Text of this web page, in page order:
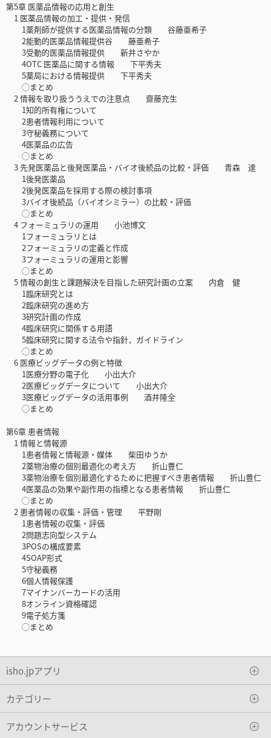
第5章 医薬品情報の応用と創生
1 医薬品情報の加工・提供・発信
1薬剤師が提供する医薬品情報の分類 谷藤亜希子
2能動的医薬品情報提供谷 藤亜希子
3受動的医薬品情報提供 新井さやか
4OTC 医薬品に関する情報 下平秀夫
5薬局における情報提供 下平秀夫
◯まとめ
2 情報を取り扱ううえでの注意点 齋藤充生
1知的所有権について
2患者情報利用について
3守秘義務について
4医薬品の広告
◯まとめ
3 先発医薬品と後発医薬品・バイオ後続品の比較・評価 青森 達
1後発医薬品
2後発医薬品を採用する際の検討事項
3バイオ後続品（バイオシミラー）の比較・評価
◯まとめ
4 フォーミュラリの運用 小池博文
1フォーミュラリとは
2フォーミュラリの定義と作成
3フォーミュラリの運用と影響
◯まとめ
5 情報の創生と課題解決を目指した研究計画の立案 内倉 健
1臨床研究とは
2臨床研究の進め方
3研究計画の作成
4臨床研究に関係する用語
5臨床研究に関する法令や指針，ガイドライン
◯まとめ
6 医療ビッグデータの例と特徴
1医療分野の電子化 小出大介
2医療ビッグデータについて 小出大介
3医療ビッグデータの活用事例 酒井隆全
◯まとめ
第6章 患者情報
1 情報と情報源
1患者情報と情報源・媒体 柴田ゆうか
2薬物治療の個別最適化の考え方 折山豊仁
3薬物治療を個別最適化するために把握すべき患者情報 折山豊仁
4医薬品の効果や副作用の指標となる患者情報 折山豊仁
◯まとめ
2 患者情報の収集・評価・管理 平野剛
1患者情報の収集・評価
2問題志向型システム
3POSの構成要素
4SOAP形式
5守秘義務
6個人情報保護
7マイナンバーカードの活用
8オンライン資格確認
9電子処方箋
◯まとめ
isho.jpアプリ
カテゴリー
アカウントサービス